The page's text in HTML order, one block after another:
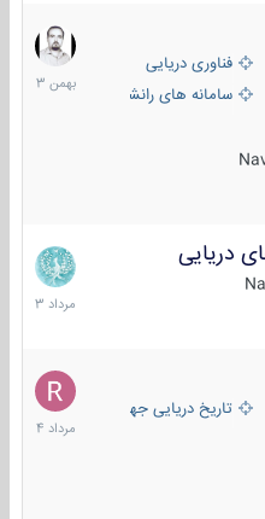
فناوری دریایی
سامانه های رانشی دریایی
6
بهمن
1403
دریایی
2
مرداد
1403
تاریخ دریایی جهان
16
مرداد
1404